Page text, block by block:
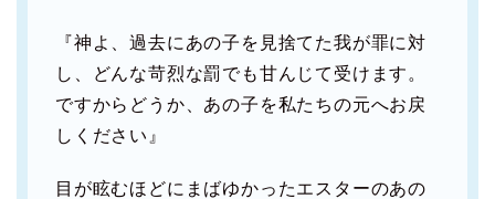
『神よ、過去にあの子を見捨てた我が罪に対
し、どんな苛烈な罰でも甘んじて受けます。
ですからどうか、あの子を私たちの元へお戻
しください』
目が眩むほどにまばゆかったエスターのあの